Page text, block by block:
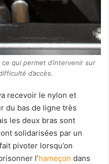
qui permet d’intervenir sur
d’accès.
recevoir le nylon et
du bas de ligne très
les deux bras sont
solidarisées par un
pivoter lorsqu’on
l’hameçon dans